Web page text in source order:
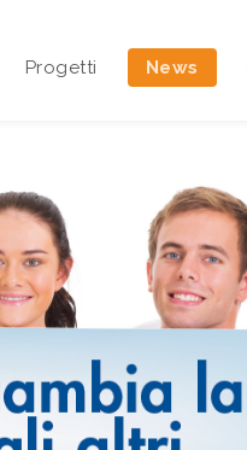
Progetti News